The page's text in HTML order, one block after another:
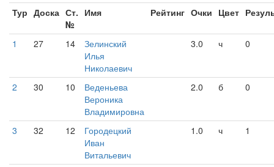
Тур Доска Ст.
№
Имя Рейтинг Очки Цвет
1 27 14
Зелинский
Илья
Николаевич
3.0 ч 0
2 30 10
Веденьева
Вероника
Владимировна
2.0 б 0
3 32 12
Городецкий
Иван
Витальевич
1.0 ч 1